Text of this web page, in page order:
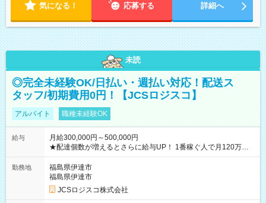
気になる！ 応募する 詳細へ
未読
◎完全未経験OK/日払い・週払い対応！配送ス
タッフ/初期費用0円！【JCSロジスコ】
アルバイト 職種未経験OK
給与
月給300,000円～500,000円
★配達個数が増えるとさらに給与UP！ 1番稼ぐ人で月120万ほ
ど！ ・主要都市エリア 月収55万円／週5日稼働 月収65万~112
万円／週6日稼働 ・地方郊外エリア 月収40万円／週5日稼働 月
収40万円~50万円／週6日稼働 ＜モデルイメージ＞ ■月収50万
円 (27歳男性/江東区在住)※元建築関係 1日150個配達×25日勤務
(日休み) ■月収80万円(43歳男性/墨田区在住)※元営業 1日200個
勤務地
福島県伊達市
福島県伊達市
JCSロジスコ株式会社